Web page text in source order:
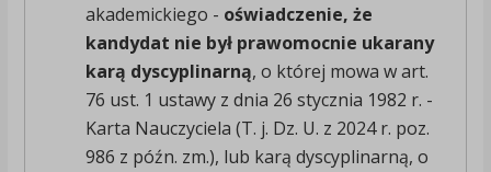
akademickiego - oświadczenie, że
kandydat nie był prawomocnie ukarany
karą dyscyplinarną, o której mowa w art.
76 ust. 1 ustawy z dnia 26 stycznia 1982 r. -
Karta Nauczyciela (T. j. Dz. U. z 2024 r. poz.
986 z późn. zm.), lub karą dyscyplinarną, o